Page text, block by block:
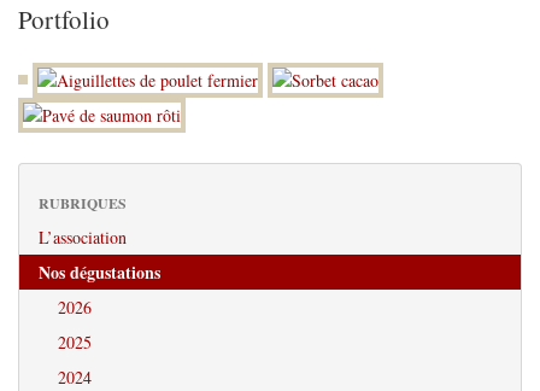
Portfolio
RUBRIQUES
L’association
Nos dégustations
2026
2025
2024